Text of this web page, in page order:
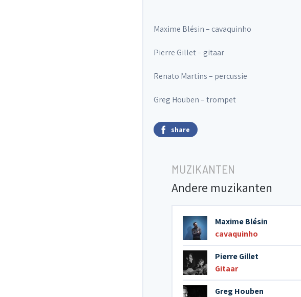
Maxime Blésin – cavaquinho
Pierre Gillet – gitaar
Renato Martins – percussie
Greg Houben – trompet
share
MUZIKANTEN
Andere muzikanten
Maxime Blésin
cavaquinho
Pierre Gillet
Gitaar
Greg Houben